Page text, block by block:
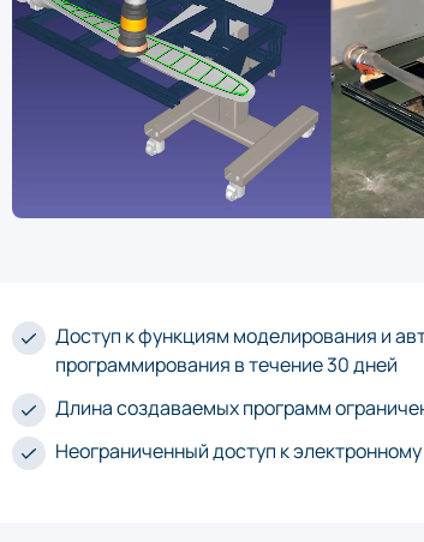
Доступ к функциям моделирования и
программирования в течение 30 дней
Длина создаваемых программ
Неограниченный доступ к